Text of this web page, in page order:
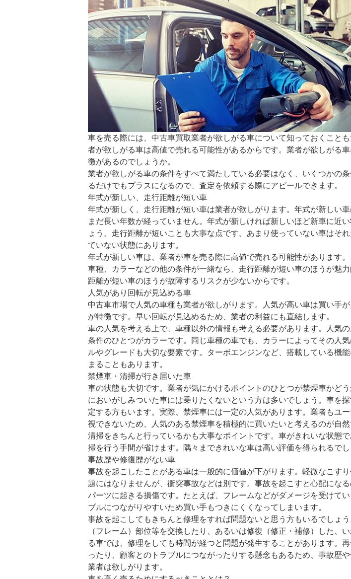
の金額であれば適正だと言えるのでし
は、車の買値と売値の価格差について
ていきたいと思います。
車を売る際には、中古車買取業者が欲しがる車について知っておくこと
者が欲しがる車は高値で売れる可能性があるからです。業者が欲しがる
徴があるのでしょうか。
業者が欲しがる車の条件をすべて満たしている必要はなく、いくつかの
るだけでもプラスになるので、査定を依頼する際にアピールできます。
年式が新しい、走行距離が短い車
年式が新しく、走行距離が短い車は業者が欲しがります。年式が新しい
まだ長い年数が経っていません。年式が新しければ新しいほど新車に近
ょう。走行距離が短いことも大事な点です。あまり使っていない車はそ
ていない状態にあります。
年式が新しい車は、業者が車を売る際に高値で売れる可能性があります。
車種、カラーなどの他の条件が一緒なら、走行距離が短い車のほうが魅
距離が短い車のほうが故障するリスクが少ないからです。
人気があり回転が見込める車
中古車市場で人気の車種も業者が欲しがります。人気が高い車は買い手
が特徴です。早い回転が見込めるため、業者の利益にも直結します。
車の人気を考える上で、車種以外の情報も考える必要があります。人気
条件のひとつがカラーです。同じ車種の車でも、カラーによってその人
ルやグレードも大切な要素です。ターボエンジンなど、搭載している機
まることもあります。
禁煙車・清掃が行き届いた車
車の状態も大切です。業者が気にかけるポイントのひとつが禁煙車かど
においがしみついた車には乗りたくないという方は多いでしょう。車を
定する方もいます。実際、禁煙車には一定の人気があります。業者もユ
視できないため、人気のある禁煙車を積極的に買いたいと考えるのが自然
清掃をきちんと行っているかも大事なポイントです。車がきれいな状態
掃を行う手間が省けます。隅々まできれいな車は高い評価を得られるでし
事故歴や修復歴がない車
事故を起こしたことがある車は一般的に価値が下がります。軽微なこす
題にはなりませんが、衝突事故などは別です。事故を起こすと心配にな
パーツに起きる損傷です。たとえば、フレームなどがダメージを受けて
ブルにつながりやすいため買い手もつきにくくなってしまいます。
事故を起こしてもきちんと修理をすれば問題ないと思う方もいるでしょ
（フレーム）部位等を交換したり、あるいは修復（修正・補修）した、
る車では、修理をしても時間が経つと問題が発生することがあります。
ったり、顧客とのトラブルにつながったりする懸念もあるため、事故歴
業者は欲しがります。